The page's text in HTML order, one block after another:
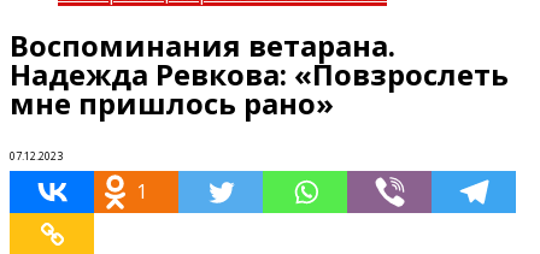
Воспоминания ветарана.
Надежда Ревкова: «Повзрослеть
мне пришлось рано»
07.12.2023
1